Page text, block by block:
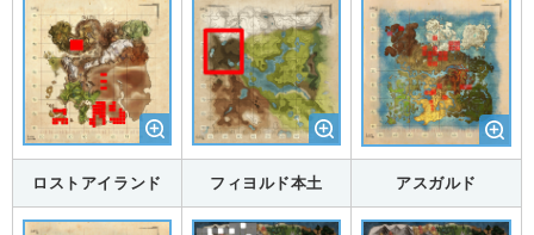
ロストアイランド フィヨルド本土 アスガルド